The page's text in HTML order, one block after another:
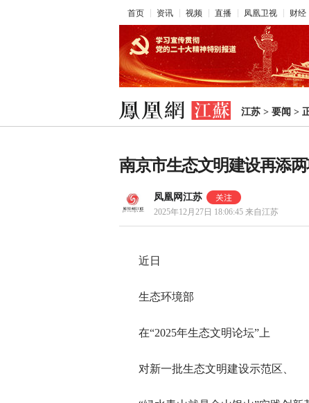
首页 资讯 视频 直播 凤凰卫视 财经
江苏 > 要闻 >
南京市生态文明建设再添
凤凰网江苏
2025年12月27日 18:06:45 来自江苏
近日
生态环境部
在“2025年生态文明论坛”上
对新一批生态文明建设示范区、